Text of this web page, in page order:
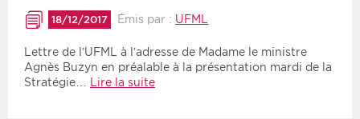
18/12/2017 Émis par : UFML
Lettre de l’UFML à l’adresse de Madame le ministre
Agnès Buzyn en préalable à la présentation mardi de la
Stratégie…
Lire la suite